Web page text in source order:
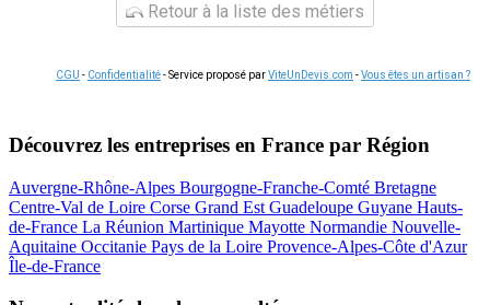
Retour à la liste des métiers
CGU - Confidentialité- Service proposé parViteUnDevis.com -Vous êtes un artisan ?
Découvrez les entreprises en France par Région
Auvergne-Rhône-Alpes Bourgogne-Franche-Comté Bretagne
Centre-Val de Loire Corse Grand Est Guadeloupe Guyane Hauts-
de-France La Réunion Martinique Mayotte Normandie Nouvelle-
Aquitaine Occitanie Pays de la Loire Provence-Alpes-Côte d'Azur
Île-de-France